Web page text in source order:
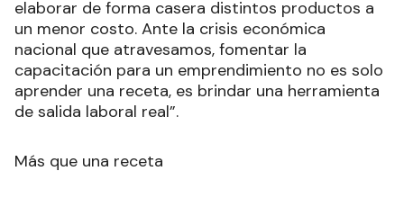
elaborar de forma casera distintos productos a
un menor costo. Ante la crisis económica
nacional que atravesamos, fomentar la
capacitación para un emprendimiento no es solo
aprender una receta, es brindar una herramienta
de salida laboral real”.
Más que una receta